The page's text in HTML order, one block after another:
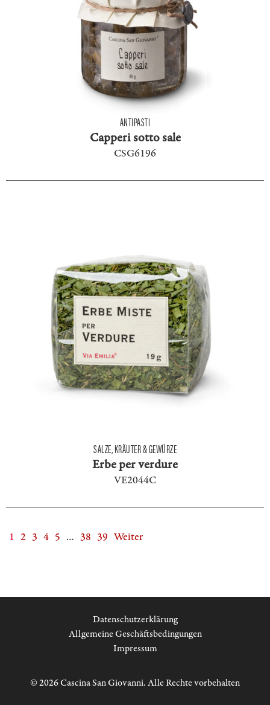
ANTIPASTI
Capperi sotto sale
CSG6196
SALZE, KRÄUTER & GEWÜRZE
Erbe per verdure
VE2044C
1 2 3 4 5 … 38 39 Weiter
Datenschutzerklärung
Allgemeine Geschäftsbedingungen
Impressum
© 2026 Cascina San Giovanni. Alle Rechte vorbehalten